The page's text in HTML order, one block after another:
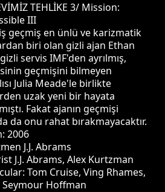
TEHLİKE 3/ Mission:
III
geçmiş en ünlü ve karizmatik
biri olan gizli ajan Ethan
servis IMF'den ayrılmış,
geçmişini bilmeyen
Julia Meade'le birlikte
uzak yeni bir hayata
Fakat ajanın geçmişi
da onu rahat bırakmayacaktır.
2006
J.J. Abrams
J.J. Abrams, Alex Kurtzman
Tom Cruise, Ving Rhames,
Seymour Hoffman